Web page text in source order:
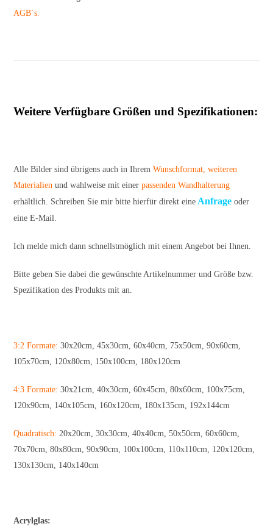
AGB´s.
Weitere Verfügbare Größen und Spezifikationen:
Alle Bilder sind übrigens auch in IhremWunschformat ,weiteren
Materialien und wahlweise mit einerpassenden Wandhalterung
erhältlich. Schreiben Sie mir bitte hierfür direkt eine Anfrage oder
eine E-Mail.
Ich melde mich dann schnellstmöglich mit einem Angebot bei Ihnen.
Bitte geben Sie dabei die gewünschte Artikelnummer und Größe bzw.
Spezifikation des Produkts mit an.
3:2 Formate: 30x20cm, 45x30cm, 60x40cm, 75x50cm, 90x60cm,
105x70cm, 120x80cm, 150x100cm, 180x120cm
4:3 Formate: 30x21cm, 40x30cm, 60x45cm, 80x60cm, 100x75cm,
120x90cm, 140x105cm, 160x120cm, 180x135cm, 192x144cm
Quadratisch: 20x20cm, 30x30cm, 40x40cm, 50x50cm, 60x60cm,
70x70cm, 80x80cm, 90x90cm, 100x100cm, 110x110cm, 120x120cm,
130x130cm, 140x140cm
Acrylglas: